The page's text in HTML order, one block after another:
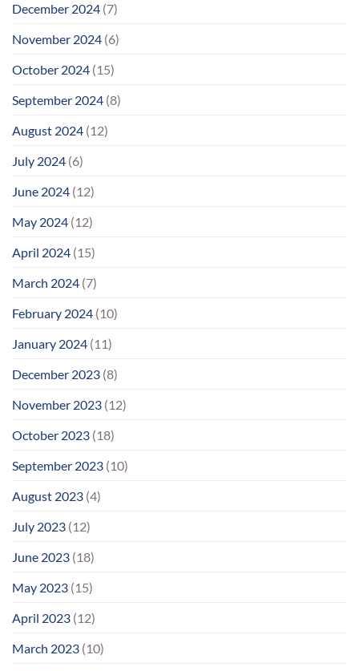
December 2024 (7)
November 2024 (6)
October 2024 (15)
September 2024 (8)
August 2024 (12)
July 2024 (6)
June 2024 (12)
May 2024 (12)
April 2024 (15)
March 2024 (7)
February 2024 (10)
January 2024 (11)
December 2023 (8)
November 2023 (12)
October 2023 (18)
September 2023 (10)
August 2023 (4)
July 2023 (12)
June 2023 (18)
May 2023 (15)
April 2023 (12)
March 2023 (10)